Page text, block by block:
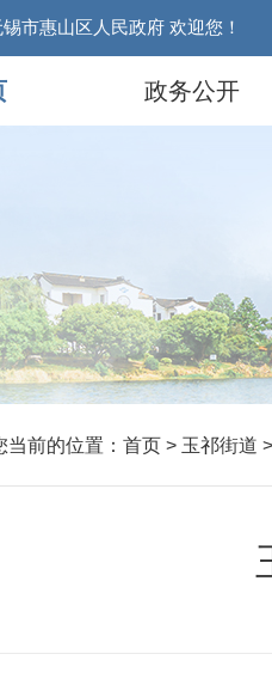
市惠山区人民政府 欢迎您！
政务公开
当前的位置： 首页 > 玉祁街道 >